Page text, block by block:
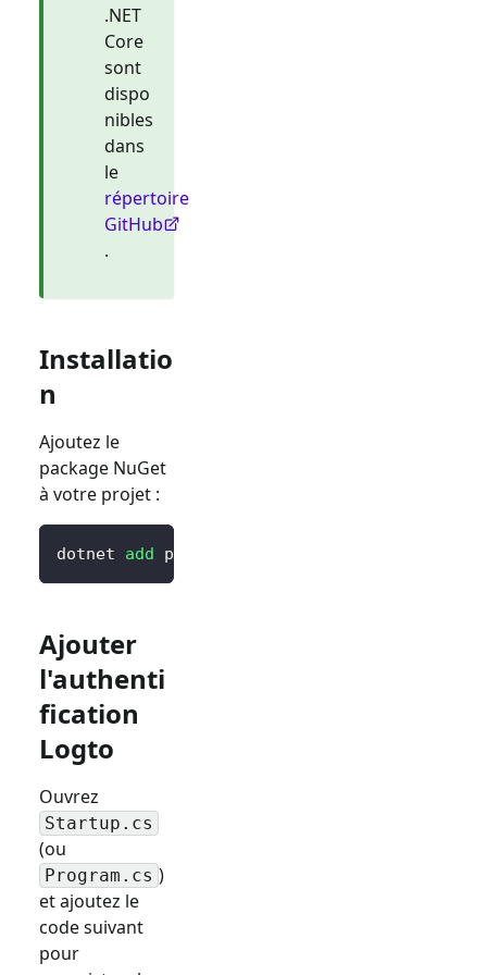
.NET
Core
sont
dispo
nibles
dans
le
répertoire
GitHub
.
Installatio
n
Ajoutez le
package NuGet
à votre projet :
dotnet add package
Ajouter
l'authenti
fication
Logto
Ouvrez
Startup.cs
(ou
Program.cs )
et ajoutez le
code suivant
pour